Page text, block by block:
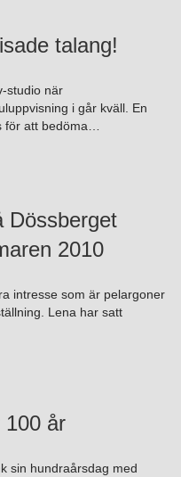
talang!
studio när
i går kväll. En
för att bedöma…
Dössberget
2010
intresse som är pelargoner
Lena har satt
100 år
sin hundraårsdag med